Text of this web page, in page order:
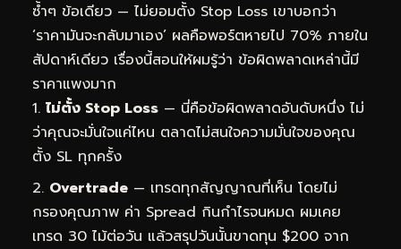
ซ้ำๆ ข้อเดียว — ไม่ยอมตั้ง Stop Loss เขาบอกว่า
‘ราคามันจะกลับมาเอง’ ผลคือพอร์ตหายไป 70% ภายใน
สัปดาห์เดียว เรื่องนี้สอนให้ผมรู้ว่า ข้อผิดพลาดเหล่านี้มี
ราคาแพงมาก
ไม่ตั้ง Stop Loss — นี่คือข้อผิดพลาดอันดับหนึ่ง ไม่
ว่าคุณจะมั่นใจแค่ไหน ตลาดไม่สนใจความมั่นใจของคุณ
ตั้ง SL ทุกครั้ง
Overtrade — เทรดทุกสัญญาณที่เห็น โดยไม่
กรองคุณภาพ ค่า Spread กินกำไรจนหมด ผมเคย
เทรด 30 ไม้ต่อวัน แล้วสรุปวันนั้นขาดทุน $200 จาก